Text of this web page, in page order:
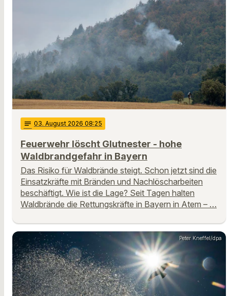
notes 03. August 2026 08:25
Feuerwehr löscht Glutnester - hohe
Waldbrandgefahr in Bayern
Das Risiko für Waldbrände steigt. Schon jetzt sind die
Einsatzkräfte mit Bränden und Nachlöscharbeiten
beschäftigt. Wie ist die Lage? Seit Tagen halten
Waldbrände die Rettungskräfte in Bayern in Atem – …
Peter Kneffel/dpa